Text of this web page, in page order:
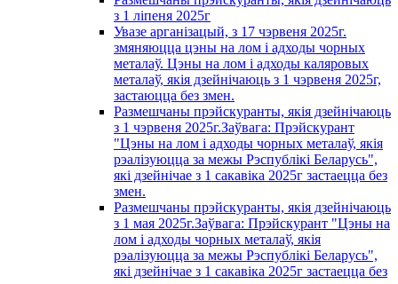
з 1 лiпеня 2025г
Увазе арганізацый, з 17 чэрвеня 2025г.
змяняюцца цэны на лом і адходы чорных
металаў. Цэны на лом і адходы каляровых
металаў, якія дзейнічаюць з 1 чэрвеня 2025г,
застаюцца без змен.
Размешчаны прэйскуранты, якія дзейнічаюць
з 1 чэрвеня 2025г.Заўвага: Прэйскурант
"Цэны на лом і адходы чорных металаў, якія
рэалізуюцца за межы Рэспублікі Беларусь",
які дзейнічае з 1 сакавiка 2025г застаецца без
змен.
Размешчаны прэйскуранты, якія дзейнічаюць
з 1 мая 2025г.Заўвага: Прэйскурант "Цэны на
лом і адходы чорных металаў, якія
рэалізуюцца за межы Рэспублікі Беларусь",
які дзейнічае з 1 сакавiка 2025г застаецца без